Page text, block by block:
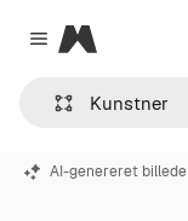
Close menu
Magnific
AI-genereret billede